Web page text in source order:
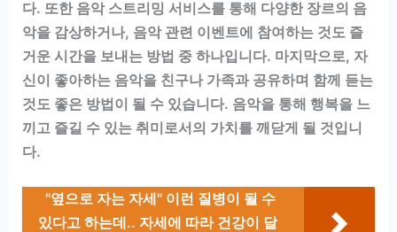
다. 또한 음악 스트리밍 서비스를 통해 다양한 장르의 음
악을 감상하거나, 음악 관련 이벤트에 참여하는 것도 즐
거운 시간을 보내는 방법 중 하나입니다. 마지막으로, 자
신이 좋아하는 음악을 친구나 가족과 공유하며 함께 듣는
것도 좋은 방법이 될 수 있습니다. 음악을 통해 행복을 느
끼고 즐길 수 있는 취미로서의 가치를 깨닫게 될 것입니
다.
"옆으로 자는 자세" 이런 질병이 될 수
있다고 하는데.. 자세에 따라 건강이 달